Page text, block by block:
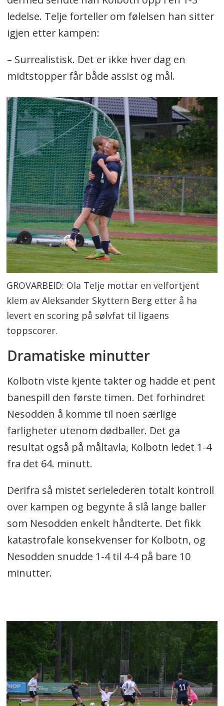
ledelse. Telje forteller om følelsen han sitter
igjen etter kampen:
– Surrealistisk. Det er ikke hver dag en
midtstopper får både assist og mål.
GROVARBEID: Ola Telje mottar en velfortjent
klem av Aleksander Skyttern Berg etter å ha
levert en scoring på sølvfat til ligaens
toppscorer.
Dramatiske minutter
Kolbotn viste kjente takter og hadde et pent
banespill den første timen. Det forhindret
Nesodden å komme til noen særlige
farligheter utenom dødballer. Det ga
resultat også på måltavla, Kolbotn ledet 1-4
fra det 64. minutt.
Derifra så mistet serielederen totalt kontroll
over kampen og begynte å slå lange baller
som Nesodden enkelt håndterte. Det fikk
katastrofale konsekvenser for Kolbotn, og
Nesodden snudde 1-4 til 4-4 på bare 10
minutter.